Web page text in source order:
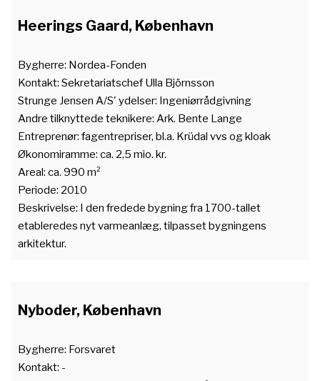
Heerings Gaard, København
Bygherre: Nordea-Fonden
Kontakt: Sekretariatschef Ulla Björnsson
Strunge Jensen A/S' ydelser: Ingeniørrådgivning
Andre tilknyttede teknikere: Ark. Bente Lange
Entreprenør: fagentrepriser, bl.a. Krüdal vvs og kloak
Økonomiramme: ca. 2,5 mio. kr.
Areal: ca. 990 m²
Periode: 2010
Beskrivelse: I den fredede bygning fra 1700-tallet
etableredes nyt varmeanlæg, tilpasset bygningens
arkitektur.
Nyboder, København
Bygherre: Forsvaret
Kontakt: -